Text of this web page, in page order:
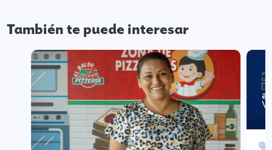
También te puede interesar